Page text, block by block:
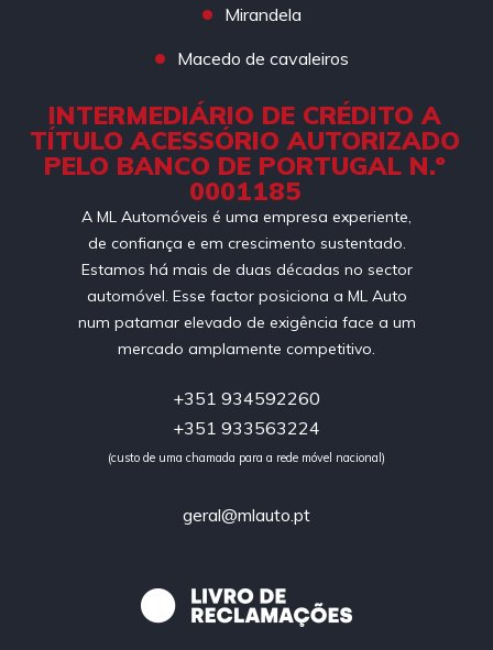
Mirandela
Macedo de cavaleiros
INTERMEDIÁRIO DE CRÉDITO A
TÍTULO ACESSÓRIO AUTORIZADO
PELO BANCO DE PORTUGAL N.º
0001185
A ML Automóveis é uma empresa experiente,
de confiança e em crescimento sustentado.
Estamos há mais de duas décadas no sector
automóvel. Esse factor posiciona a ML Auto
num patamar elevado de exigência face a um
mercado amplamente competitivo.
+351 934592260
+351 933563224
(custo de uma chamada para a rede móvel nacional)
geral@mlauto.pt